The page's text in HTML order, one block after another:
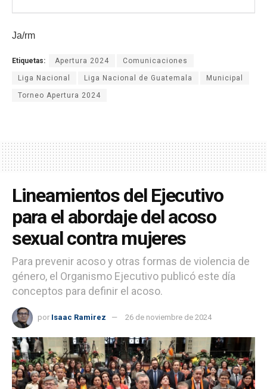
Ja/rm
Etiquetas: Apertura 2024 Comunicaciones
Liga Nacional Liga Nacional de Guatemala Municipal
Torneo Apertura 2024
Lineamientos del Ejecutivo
para el abordaje del acoso
sexual contra mujeres
Para prevenir acoso y otras formas de violencia de
género, el Organismo Ejecutivo publicó este día
conceptos para definir el acoso.
por Isaac Ramirez 26 de noviembre de 2024